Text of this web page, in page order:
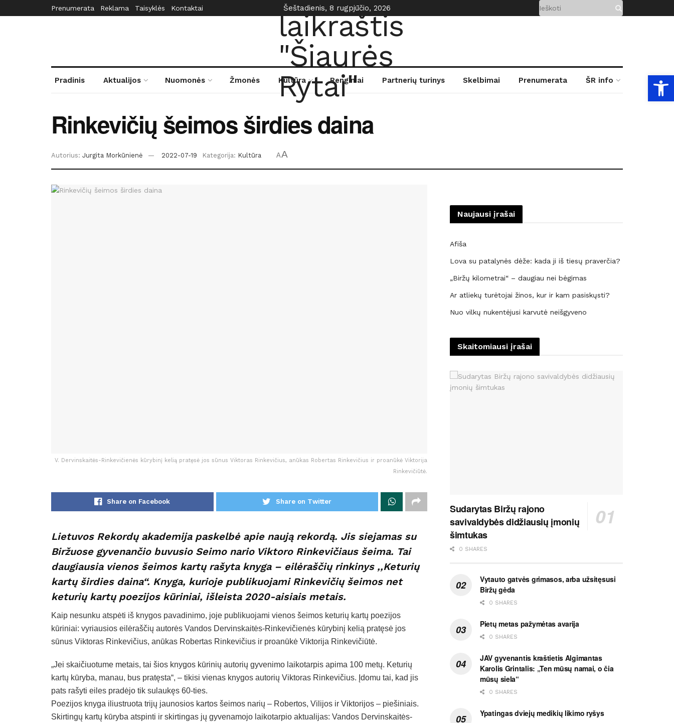
Prenumerata Reklama Taisyklės Kontaktai Šeštadienis, 8 rugpjūčio, 2026
Pradinis Aktualijos Nuomonės Žmonės Kultūra Renginiai Partnerių turinys Skelbimai Prenumerata ŠR info
Rinkevičių šeimos širdies daina
Autorius: Jurgita Morkūnienė 2022-07-19 Kategorija: Kultūra AA
V. Dervinskaitės-Rinkevičienės kūrybinį kelią pratęsė jos sūnus Viktoras Rinkevičius, anūkas Robertas Rinkevičius ir proanūkė Viktorija
Rinkevičiūtė.
Share on Facebook Share on Twitter
Lietuvos Rekordų akademija paskelbė apie naują rekordą. Jis siejamas su
Biržuose gyvenančio buvusio Seimo nario Viktoro Rinkevičiaus šeima. Tai
daugiausia vienos šeimos kartų rašyta knyga – eilėraščių rinkinys ,,Keturių
kartų širdies daina“. Knyga, kurioje publikuojami Rinkevičių šeimos net
keturių kartų poezijos kūriniai, išleista 2020-aisiais metais.
Kaip nesunku atspėti iš knygos pavadinimo, joje publikuojami vienos šeimos keturių kartų poezijos
kūriniai: vyriausios eilėraščių autorės Vandos Dervinskaitės-Rinkevičienės kūrybinį kelią pratęsė jos
sūnus Viktoras Rinkevičius, anūkas Robertas Rinkevičius ir proanūkė Viktorija Rinkevičiūtė.
„Jei skaičiuotume metais, tai šios knygos kūrinių autorių gyvenimo laikotarpis apima 100 metų. Keturių
kartų kūryba, manau, bus pratęsta“, – tikisi vienas knygos autorių Viktoras Rinkevičius. Įdomu tai, kad jis
pats rašyti eiles pradėjo tik sulaukęs 60-ties.
Poezijos knyga iliustruota trijų jaunosios kartos šeimos narių – Robertos, Vilijos ir Viktorijos – piešiniais.
Skirtingų kartų kūryba atspinti ir skirtingas jų gyvenamojo laikotarpio aktualijas: Vandos Dervinskaitės-
Naujausi įrašai
Afiša
Lova su patalynės dėže: kada ji iš tiesų praverčia?
„Biržų kilometrai“ – daugiau nei bėgimas
Ar atliekų turėtojai žinos, kur ir kam pasiskųsti?
Nuo vilkų nukentėjusi karvutė neišgyveno
Skaitomiausi įrašai
Sudarytas Biržų rajono
savivaldybės didžiausių įmonių
šimtukas
0 SHARES
Vytauto gatvės grimasos, arba užsitęsusi
Biržų gėda
0 SHARES
Pietų metas pažymėtas avarija
0 SHARES
JAV gyvenantis kraštietis Algimantas
Karolis Grintalis: „Ten mūsų namai, o čia
mūsų siela“
0 SHARES
Ypatingas dviejų medikių likimo ryšys